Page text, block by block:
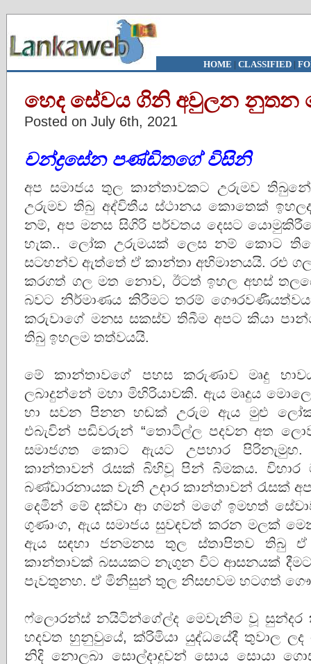
HOME | CLASSIFIED|
හෙද සේවය ගිනි අවුලන නුතන
Posted on July 6th, 2021
චන්ද්‍රසේන පණ්ඩිතගේ විසිනි
අප සමාජය තුල කාන්තාවකට උරුමව
උරුමව තිබු අද්විතීය ස්ථානය කොතෙක්
නම්, අප මනස සිගිරි පර්වතය දෙසට
හැක.. ලෝක උරුමයක් ලෙස නම් කොට
සටහන්ව ඇත්තේ ඒ කාන්තා අභිමානයයි. රළු
කරගත් ගල මත නොව, ඊටත් ඉහල අහස්
බවට නිර්මාණය කිරීමට තරම්
කරුවාගේ මනස සකස්ව තිබීම අපට කියා
තිබු ඉහලම තත්වයයි.
මේ කාන්තාවගේ පහස කරුණාව මෘදු
ලබාදුන්නේ මහා මිහිරියාවකි. ඇය මෘදුය
හා සවන පිනන හඬක් උරුම ඇය මුළු
එබැවින් පඬිවරුන් “තොටිල්ල පදවන අත
සමාජගත කොට ඇයට උපහාර පිරිනැමුහ.
කාන්තාවන් රැසක් බිහිවූ පින් බිමකය. විහාර
බණ්ඩාරනායක වැනි උදාර කාන්තාවන් රැසක්
දෙමින් මේ දක්වා ආ ගමන් මගේ ඉමහත්
ගුණාංග, ඇය සමාජය සුවඳවත් කරන මලක්
ඇය සඳහා ජනමනස තුල ස්තාපිතව තිබු
කාන්තාවක් බසයකට නැගුන විට ආසනයක්
පැවතුනහ. ඒ මිනිසුන් තුල නිසඟවම හටගත්
ෆ්ලොරන්ස් නයිටින්ගේල්ද මෙවැනිම වූ
හදවත හුනුවුයේ, ක්රිමියා යුද්ධයේදී තුවාල
නිදි නොලබා සොල්දාදුවන් සොය සොයා